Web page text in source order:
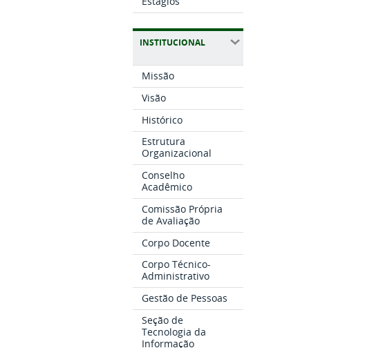
INSTITUCIONAL
Missão
Visão
Histórico
Estrutura
Organizacional
Conselho
Acadêmico
Comissão Própria
de Avaliação
Corpo Docente
Corpo Técnico-
Administrativo
Gestão de Pessoas
Seção de
Tecnologia da
Informação